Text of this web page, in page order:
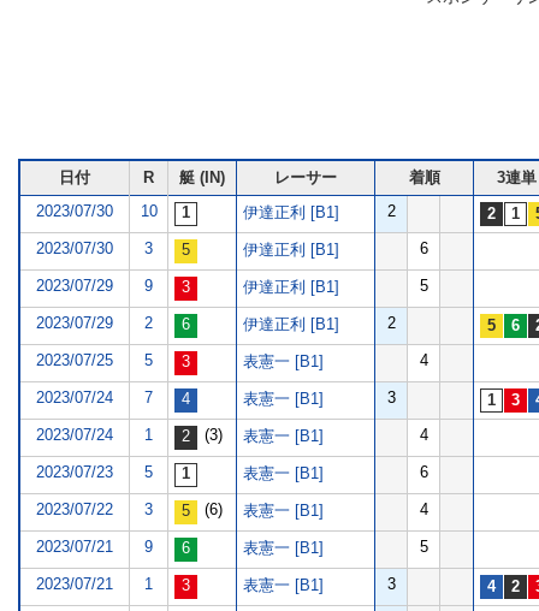
日付 R 艇 (IN) レーサー 着順
3連単
2023/07/30
10 伊達正利 [B1] 2
2023/07/30 3 伊達正利 [B1] 6
2023/07/29 9 伊達正利 [B1] 5
2023/07/29 2 伊達正利 [B1] 2
2023/07/25 5 表憲一 [B1] 4
2023/07/24 7 表憲一 [B1] 3
2023/07/24 1 (3) 表憲一 [B1] 4
2023/07/23 5 表憲一 [B1] 6
2023/07/22 3 (6) 表憲一 [B1] 4
2023/07/21 9 表憲一 [B1] 5
2023/07/21 1 表憲一 [B1] 3